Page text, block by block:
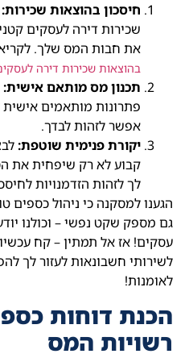
חיסכון בהוצאות שכירות:
שכירות דירה לעסקים
את חבות המס שלך.
בהוצאות שכירות דירה
תכנון מס מותאם אישית:
פתרונות מותאמים
אפשר לזהות לבדך.
יקורת פנימית שוטפת:
קבוע לא רק שיפחית את
לך לזהות הזדמנויות
הגענו למסקנה כי ניהול כספים
גם מספק שקט נפשי – וכולנו
עסקים! אז אל תמתין – קח
לשירותי חשבונאות לעזור לך
לאומנות!
הכנת דוחות
רשויות המס